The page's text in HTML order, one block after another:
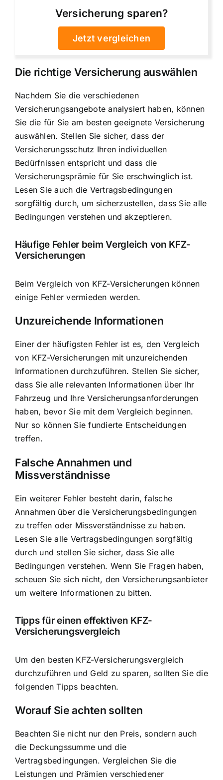
Versicherung sparen?
Jetzt vergleichen
Die richtige Versicherung auswählen
Nachdem Sie die verschiedenen
Versicherungsangebote analysiert haben, können
Sie die für Sie am besten geeignete Versicherung
auswählen. Stellen Sie sicher, dass der
Versicherungsschutz Ihren individuellen
Bedürfnissen entspricht und dass die
Versicherungsprämie für Sie erschwinglich ist.
Lesen Sie auch die Vertragsbedingungen
sorgfältig durch, um sicherzustellen, dass Sie alle
Bedingungen verstehen und akzeptieren.
Häufige Fehler beim Vergleich von KFZ-
Versicherungen
Beim Vergleich von KFZ-Versicherungen können
einige Fehler vermieden werden.
Unzureichende Informationen
Einer der häufigsten Fehler ist es, den Vergleich
von KFZ-Versicherungen mit unzureichenden
Informationen durchzuführen. Stellen Sie sicher,
dass Sie alle relevanten Informationen über Ihr
Fahrzeug und Ihre Versicherungsanforderungen
haben, bevor Sie mit dem Vergleich beginnen.
Nur so können Sie fundierte Entscheidungen
treffen.
Falsche Annahmen und
Missverständnisse
Ein weiterer Fehler besteht darin, falsche
Annahmen über die Versicherungsbedingungen
zu treffen oder Missverständnisse zu haben.
Lesen Sie alle Vertragsbedingungen sorgfältig
durch und stellen Sie sicher, dass Sie alle
Bedingungen verstehen. Wenn Sie Fragen haben,
scheuen Sie sich nicht, den Versicherungsanbieter
um weitere Informationen zu bitten.
Tipps für einen effektiven KFZ-
Versicherungsvergleich
Um den besten KFZ-Versicherungsvergleich
durchzuführen und Geld zu sparen, sollten Sie die
folgenden Tipps beachten.
Worauf Sie achten sollten
Beachten Sie nicht nur den Preis, sondern auch
die Deckungssumme und die
Vertragsbedingungen. Vergleichen Sie die
Leistungen und Prämien verschiedener